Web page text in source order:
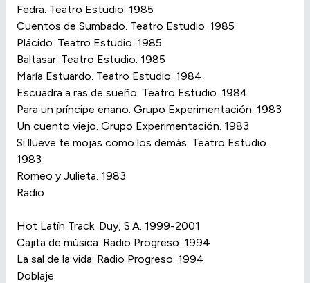
Fedra. Teatro Estudio. 1985
Cuentos de Sumbado. Teatro Estudio. 1985
Plácido. Teatro Estudio. 1985
Baltasar. Teatro Estudio. 1985
María Estuardo. Teatro Estudio. 1984
Escuadra a ras de sueño. Teatro Estudio. 1984
Para un príncipe enano. Grupo Experimentación. 1983
Un cuento viejo. Grupo Experimentación. 1983
Si llueve te mojas como los demás. Teatro Estudio.
1983
Romeo y Julieta. 1983
Radio
Hot Latín Track. Duy, S.A. 1999-2001
Cajita de música. Radio Progreso. 1994
La sal de la vida. Radio Progreso. 1994
Doblaje